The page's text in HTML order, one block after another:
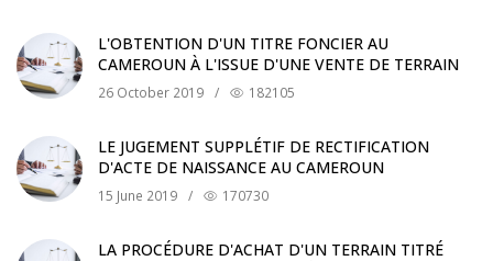
L'OBTENTION D'UN TITRE FONCIER AU
CAMEROUN À L'ISSUE D'UNE VENTE DE TERRAIN
26 October 2019 / 182105
LE JUGEMENT SUPPLÉTIF DE RECTIFICATION
D'ACTE DE NAISSANCE AU CAMEROUN
15 June 2019 / 170730
LA PROCÉDURE D'ACHAT D'UN TERRAIN TITRÉ